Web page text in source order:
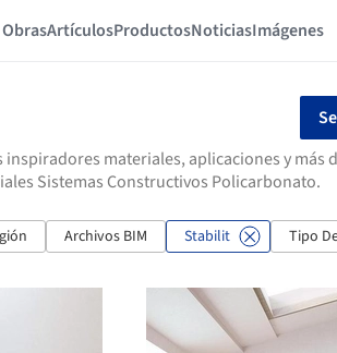
ObrasArtículosProductosNoticiasImágenes
materiales, aplicaciones y más
Sistemas Constructivos Policarbonato.
Archivos BIM Stabilit Tipo